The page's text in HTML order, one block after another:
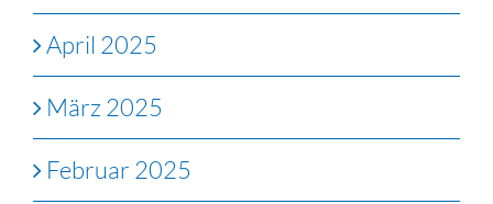
April 2025
März 2025
Februar 2025